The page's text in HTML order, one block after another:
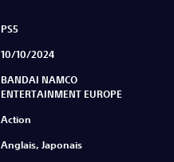
PS5
10/10/2024
BANDAI NAMCO
ENTERTAINMENT EUROPE
Action
Anglais, Japonais